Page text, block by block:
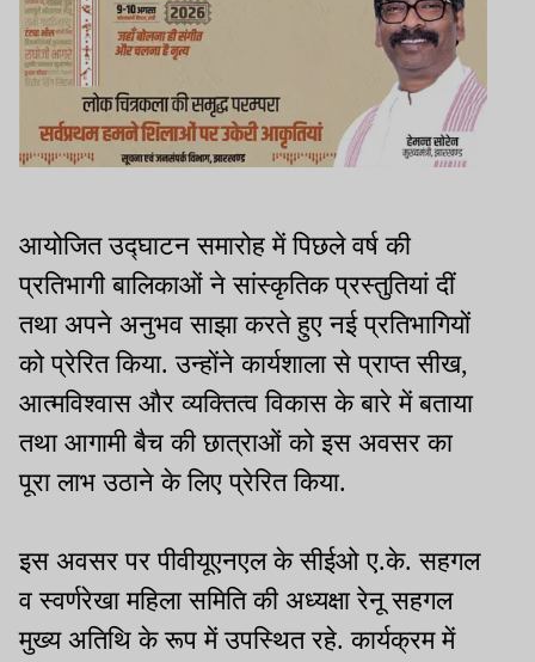
आयोजित उद्घाटन समारोह में पिछले वर्ष की
प्रतिभागी बालिकाओं ने सांस्कृतिक प्रस्तुतियां दीं
तथा अपने अनुभव साझा करते हुए नई प्रतिभागियों
को प्रेरित किया. उन्होंने कार्यशाला से प्राप्त सीख,
आत्मविश्वास और व्यक्तित्व विकास के बारे में बताया
तथा आगामी बैच की छात्राओं को इस अवसर का
पूरा लाभ उठाने के लिए प्रेरित किया.
इस अवसर पर पीवीयूएनएल के सीईओ ए.के. सहगल
व स्वर्णरेखा महिला समिति की अध्यक्षा रेनू सहगल
मुख्य अतिथि के रूप में उपस्थित रहे. कार्यक्रम में